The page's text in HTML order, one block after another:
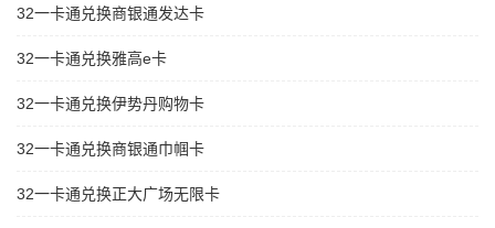
32一卡通兑换商银通发达卡
32一卡通兑换雅高e卡
32一卡通兑换伊势丹购物卡
32一卡通兑换商银通巾帼卡
32一卡通兑换正大广场无限卡